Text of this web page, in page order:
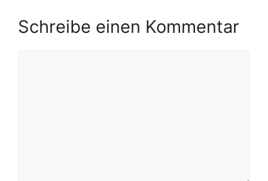
Schreibe einen Kommentar